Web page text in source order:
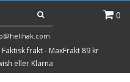
0
Faktisk frakt - MaxFrakt 89 kr
eller Klarna